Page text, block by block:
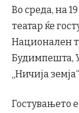
Во среда, на
театар ќе
Национален
Будимпешта,
„Ничија
Гостувањето